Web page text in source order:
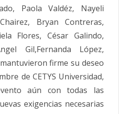
Paola Valdéz, Nayeli
Bryan Contreras,
Flores, César Galindo,
Gil,Fernanda López,
firme su deseo
de CETYS Universidad,
aún con todas las
exigencias necesarias